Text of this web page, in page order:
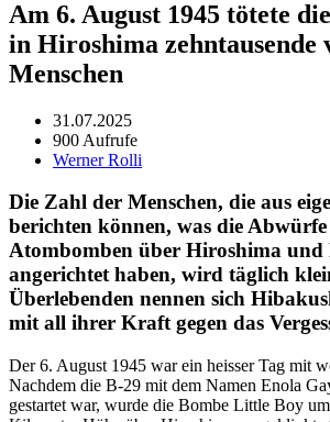
Am 6. August 1945 tötete
in ​Hiroshima zehntausende
Menschen
31.07.2025
900 Aufrufe
Werner Rolli
Die Zahl der Menschen, die aus
berichten können, was die
Atombomben ​über ­Hiroshima und
angerichtet haben, wird täglich
Überlebenden nennen sich
mit all ihrer Kraft gegen das
Der 6. August 1945 war ein heiss­er Tag mit
Nach­dem die B‑29 mit dem Namen Eno­la
ges­tartet war, wurde die Bombe Lit­tle Boy